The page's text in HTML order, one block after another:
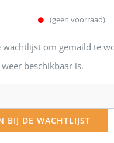
(geen voorraad)
wachtlijst om gemaild te
beschikbaar is.
BIJ DE WACHTLIJST